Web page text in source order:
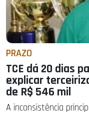
PRAZO
TCE dá 20 dias
explicar
de R$ 546 mil
A inconsistência